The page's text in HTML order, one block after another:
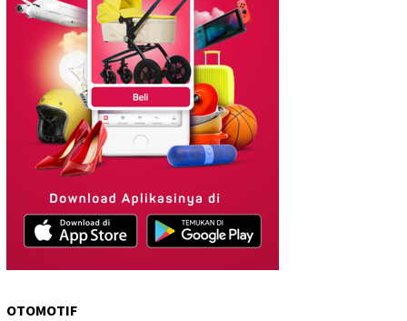
OTOMOTIF